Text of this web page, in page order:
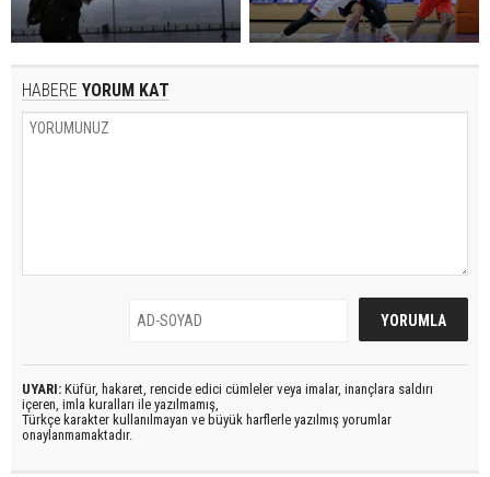
HABERE YORUM KAT
UYARI: Küfür, hakaret, rencide edici cümleler veya imalar, inançlara saldırı
içeren, imla kuralları ile yazılmamış,
Türkçe karakter kullanılmayan ve büyük harflerle yazılmış yorumlar
onaylanmamaktadır.